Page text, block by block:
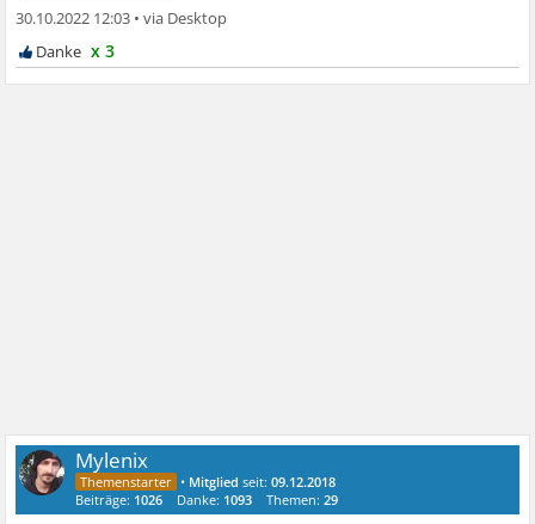
30.10.2022 12:03 •
x 3
Mylenix
• Mitglied seit:09.12.2018
Beiträge: 1026 Danke: 1093 Themen:29